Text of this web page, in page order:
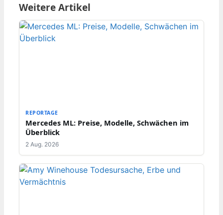
Weitere Artikel
REPORTAGE
Mercedes ML: Preise, Modelle, Schwächen im
Überblick
2 Aug. 2026